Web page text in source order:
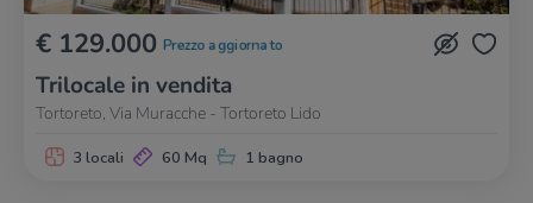
€ 129.000 Prezzo aggiornato
Trilocale in vendita
Tortoreto, Via Muracche - Tortoreto Lido
3 locali 60 Mq 1 bagno